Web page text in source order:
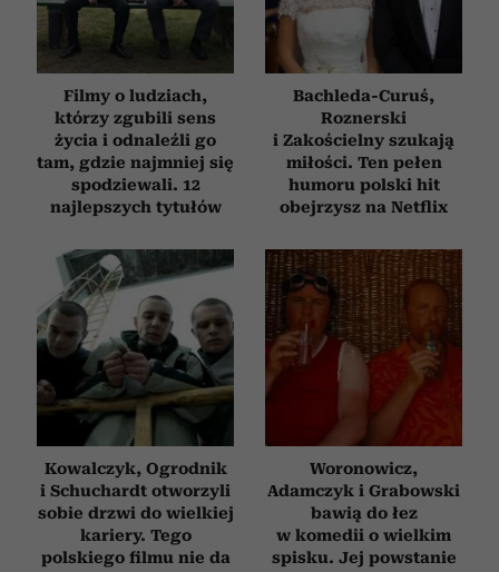
Filmy o ludziach,
którzy zgubili sens
życia i odnaleźli go
tam, gdzie najmniej się
spodziewali. 12
najlepszych tytułów
Bachleda-Curuś,
Roznerski
i Zakościelny szukają
miłości. Ten pełen
humoru polski hit
obejrzysz na Netflix
Kowalczyk, Ogrodnik
i Schuchardt otworzyli
sobie drzwi do wielkiej
kariery. Tego
polskiego filmu nie da
Woronowicz,
Adamczyk i Grabowski
bawią do łez
w komedii o wielkim
spisku. Jej powstanie